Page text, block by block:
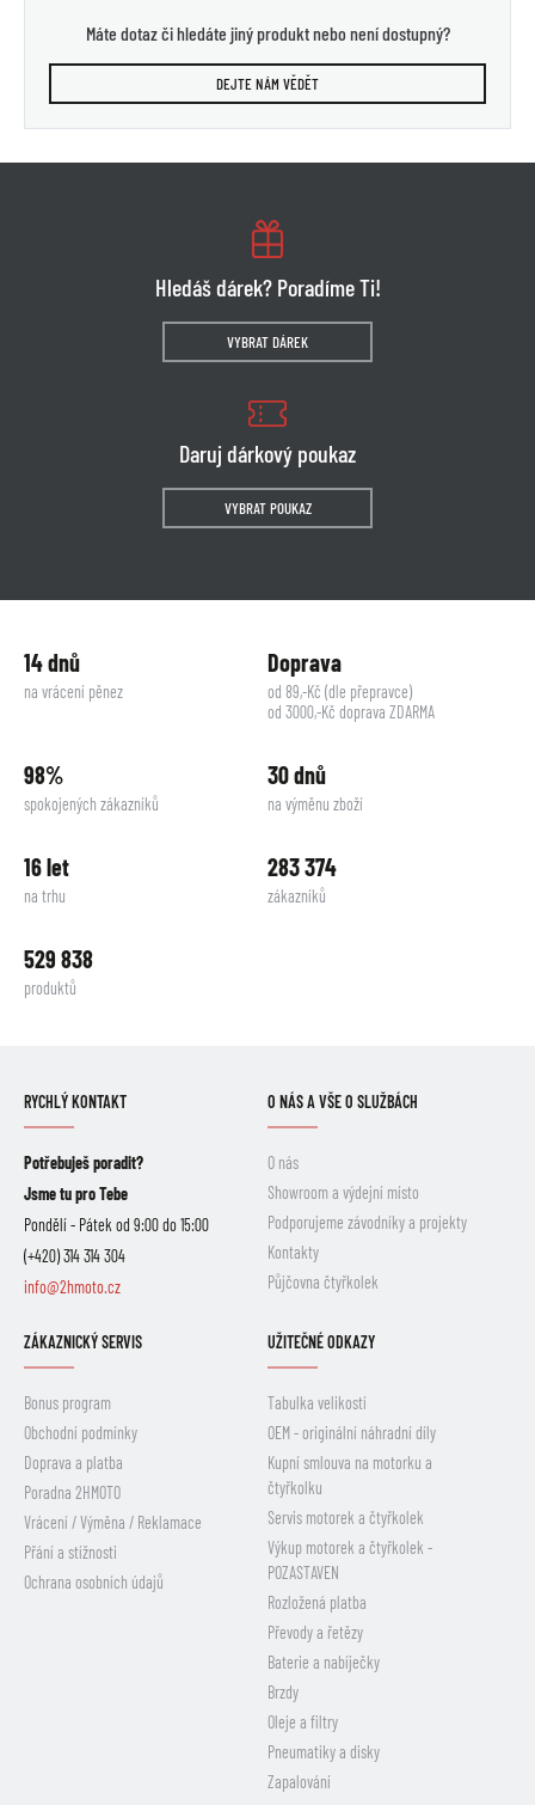
Máte dotaz či hledáte jiný produkt nebo není dostupný?
DEJTE NÁM VĚDĚT
Hledáš dárek? Poradíme Ti!
VYBRAT DÁREK
Daruj dárkový poukaz
VYBRAT POUKAZ
14 dnů
na vrácení pěnez
Doprava
od 89,-Kč (dle přepravce)
od 3000,-Kč doprava ZDARMA
98%
spokojených zákazníků
30 dnů
na výměnu zboží
16 let
na trhu
283 374
zákazníků
529 838
produktů
RYCHLÝ KONTAKT
Potřebuješ poradit?
Jsme tu pro Tebe
Pondělí - Pátek od 9:00 do 15:00
(+420) 314 314 304
info@2hmoto.cz
O NÁS A VŠE O SLUŽBÁCH
O nás
Showroom a výdejní místo
Podporujeme závodníky a projekty
Kontakty
Půjčovna čtyřkolek
ZÁKAZNICKÝ SERVIS
Bonus program
Obchodní podmínky
Doprava a platba
Poradna 2HMOTO
Vrácení / Výměna / Reklamace
Přání a stížnosti
Ochrana osobních údajů
UŽITEČNÉ ODKAZY
Tabulka velikostí
OEM - originální náhradní díly
Kupní smlouva na motorku a
čtyřkolku
Servis motorek a čtyřkolek
Výkup motorek a čtyřkolek -
POZASTAVEN
Rozložená platba
Převody a řetězy
Baterie a nabíječky
Brzdy
Oleje a filtry
Pneumatiky a disky
Zapalování